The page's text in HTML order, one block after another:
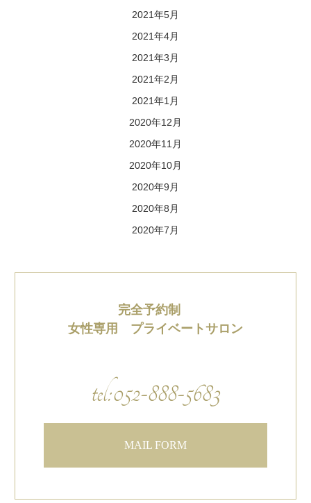
2021年5月
2021年4月
2021年3月
2021年2月
2021年1月
2020年12月
2020年11月
2020年10月
2020年9月
2020年8月
2020年7月
完全予約制
女性専用 プライベートサロン
tel:052-888-5683
MAIL FORM